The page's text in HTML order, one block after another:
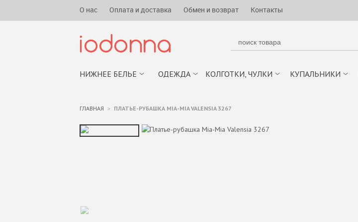
О нас Оплата и доставка Обмен и возврат Контакты
НИЖНЕЕ БЕЛЬЕ ОДЕЖДА КОЛГОТКИ, ЧУЛКИ КУПАЛЬНИКИ
ГЛАВНАЯ ПЛАТЬЕ-РУБАШКА MIA-MIA VALENSIA 3267